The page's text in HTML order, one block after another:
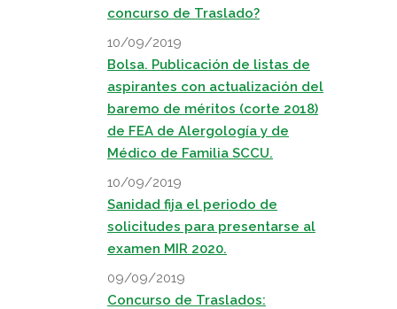
concurso de Traslado?
10/09/2019
Bolsa. Publicación de listas de
aspirantes con actualización del
baremo de méritos (corte 2018)
de FEA de Alergología y de
Médico de Familia SCCU.
10/09/2019
Sanidad fija el periodo de
solicitudes para presentarse al
examen MIR 2020.
09/09/2019
Concurso de Traslados: